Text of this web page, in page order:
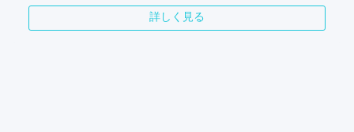
詳しく見る